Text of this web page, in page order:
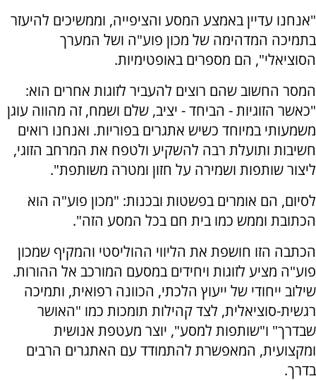
"אנחנו עדיין באמצע המסע והציפייה, וממשיכים להיעזר
בתמיכה המדהימה של מכון פוע"ה ושל המערך
הסוציאלי", הם מספרים באופטימיות.
המסר החשוב שהם רוצים להעביר לזוגות אחרים הוא:
"כאשר הזוגיות - הביחד - יציב, שלם ושמח, זה מהווה עוגן
משמעותי במיוחד כשיש אתגרים בפוריות. ואנחנו רואים
חשיבות ותועלת רבה להשקיע ולטפח את המרחב הזוגי,
ליצור שותפות ושמירה על חזון ומטרה משותפת".
לסיום, הם אומרים בפשטות ובכנות: "מכון פוע"ה הוא
הכתובת וממש כמו בית חם בכל המסע הזה".
הכתבה הזו חושפת את הליווי ההוליסטי והמקיף שמכון
פוע"ה מציע לזוגות ויחידים במסעם המורכב אל ההורות.
שילוב ייחודי של ייעוץ הלכתי, הכוונה רפואית, ותמיכה
רגשית-סוציאלית, לצד קהילות תומכות כמו "האושר
שבדרך" ו"שותפות למסע", יוצר מעטפת אנושית
ומקצועית, המאפשרת להתמודד עם האתגרים הרבים
בדרך.